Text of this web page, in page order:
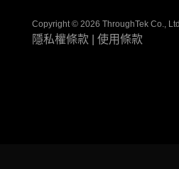
Copyright © 2026 ThroughTek Co.,
隱私權條款 使用條款